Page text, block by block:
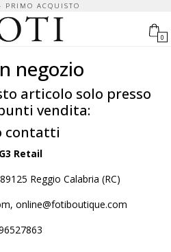
PRIMO ACQUISTO
0
negozio
articolo solo presso
vendita:
contatti
Retail
Reggio Calabria (RC)
online@fotiboutique.com